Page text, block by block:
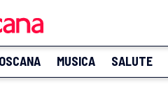
MUSICA SALUTE